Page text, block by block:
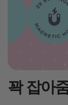
꽉 잡아